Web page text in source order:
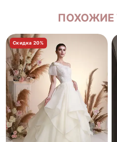
ПОХОЖИЕ
Скидка 20%